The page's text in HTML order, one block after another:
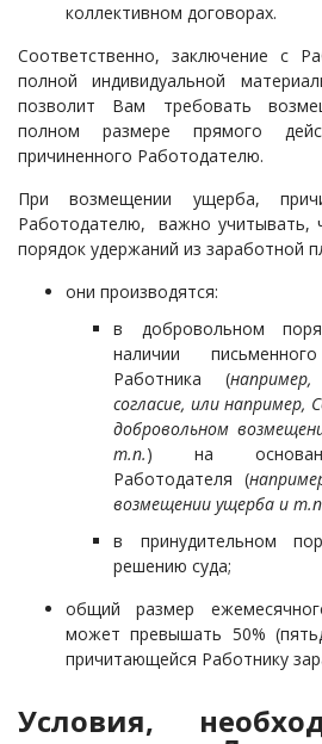
коллективном договорах.
Соответственно, заключение с
полной индивидуальной
позволит Вам требовать
полном размере прямого
причиненного Работодателю.
При возмещении ущерба,
Работодателю, важно учитывать,
порядок удержаний из заработной
они производятся:
в добровольном
наличии
Работника (
согласие, или например,
добровольном
т.п.) на
Работодателя (
возмещении ущерба и т.п
в принудительном
решению суда;
общий размер
может превышать 50%
причитающейся Работнику
Условия,